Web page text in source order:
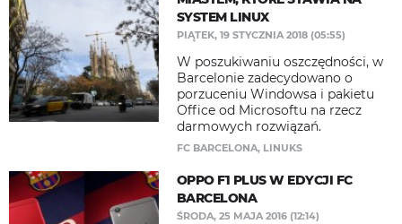
SYSTEM LINUX
PIĄTEK, 19 STYCZNIA 2018 (05:55)
W poszukiwaniu oszczędności, w
Barcelonie zadecydowano o
porzuceniu Windowsa i pakietu
Office od Microsoftu na rzecz
darmowych rozwiązań.
FC BARCELONA, LINUKS
OPPO F1 PLUS W EDYCJI FC
BARCELONA
ŚRODA, 25 MAJA 2016 (12:14)